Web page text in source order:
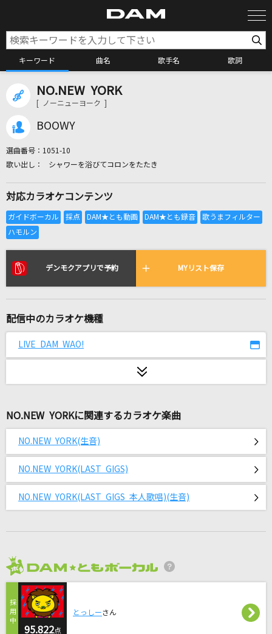
キーワード 曲名 歌手名 歌詞
カラオケ検索
全国りれき
リアルタイムで歌われている曲の一覧
優しい彗星
[生音]チェリー
スピッツ
ずっと真夜中でいいのに。
[生音]himawari
[生音]A Song for ××
[生音]ラストシーン
セレナーデ
なとり
小さきもの
林明日香
NO.NEW YORK
[ ノーニューヨーク ]
BOOWY
選曲番号： 1051-10
シャワーを浴びてコロンをたたき
対応カラオケコンテンツ
デンモクアプリで予約 MYリスト保存
配信中のカラオケ機種
LIVE DAM WAO!
NO.NEW YORKに関連するカラオケ楽曲
NO.NEW YORK(生音)
NO.NEW YORK(LAST GIGS)
NO.NEW YORK(LAST GIGS 本人歌唱)(生音)
95.822点
とっしーさん